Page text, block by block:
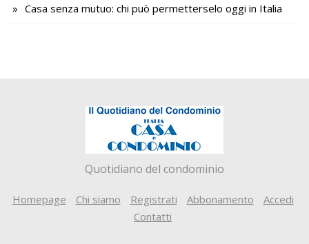
Casa senza mutuo: chi può permetterselo oggi in Italia
Quotidiano del condominio
Homepage Chi siamo Registrati Abbonamento
Accedi
Contatti